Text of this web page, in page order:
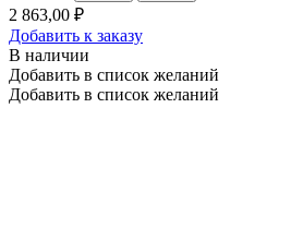
2 863,00 ₽
Добавить к заказу
В наличии
Добавить в список желаний
Добавить в список желаний